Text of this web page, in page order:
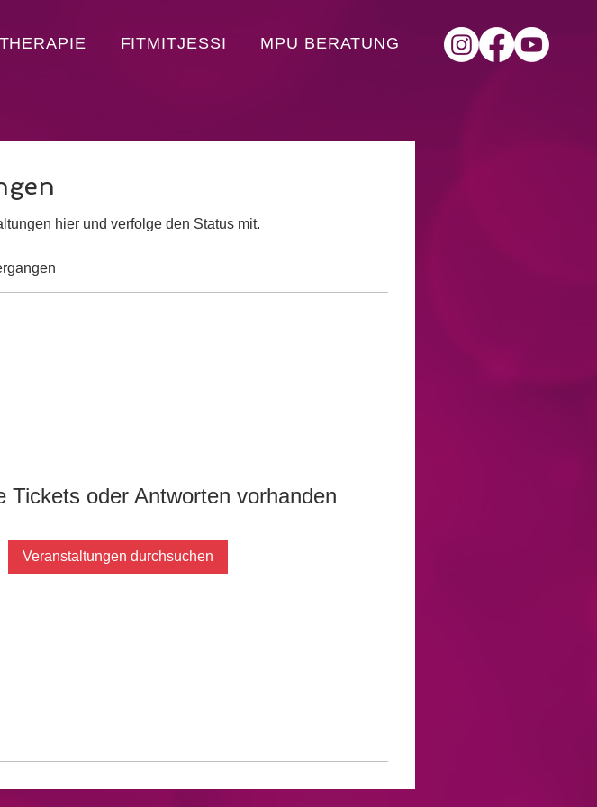
THERAPIE FITMITJESSI MPU BERATUNG
hier und verfolge den Status mit.
Tickets oder Antworten vorhanden
Veranstaltungen durchsuchen